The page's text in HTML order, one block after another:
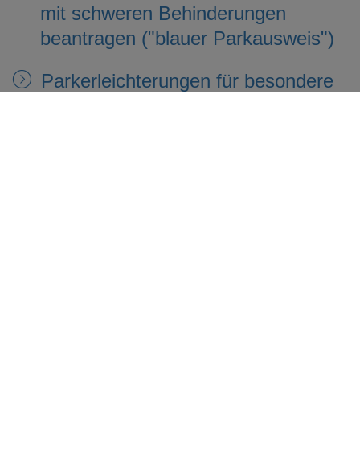
mit schweren Behinderungen
beantragen ("blauer Parkausweis")
Parkerleichterungen für besondere